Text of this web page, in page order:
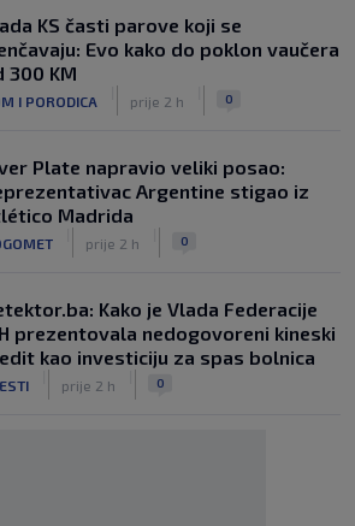
KS časti parove koji se
Evo kako do poklon vaučera
300 KM
I PORODICA prije 2 h 0
Plate napravio veliki posao:
Argentine stigao iz
Madrida
prije 2 h 0
Kako je Vlada Federacije
prezentovala nedogovoreni kineski
kao investiciju za spas bolnica
prije 2 h 0